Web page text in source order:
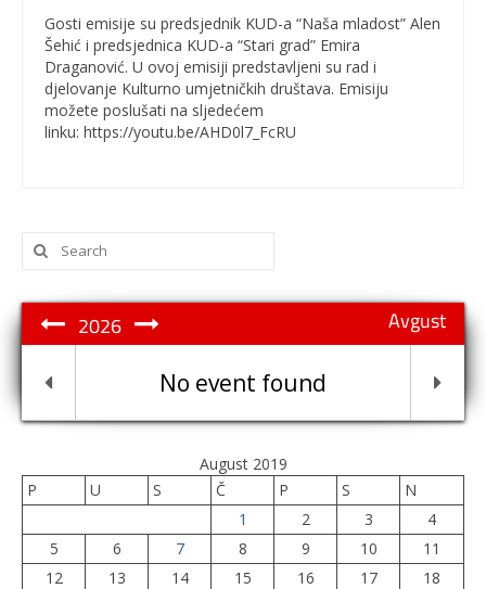
Gosti emisije su predsjednik KUD-a “Naša mladost” Alen
Šehić i predsjednica KUD-a “Stari grad” Emira
Draganović. U ovoj emisiji predstavljeni su rad i
djelovanje Kulturno umjetničkih društava. Emisiju
možete poslušati na sljedećem
linku: https://youtu.be/AHD0l7_FcRU
Search
for:
Avgust
2026
No event found
August 2019
P
U S Č P S
N
1
2 3
4
5
6 7 8 9 10
11
12
13 14 15 16 17
18